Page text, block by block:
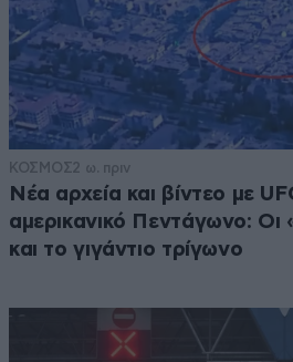
ΚΟΣΜΟΣ2 ω. πριν
Νέα αρχεία και βίντεο με
αμερικανικό Πεντάγωνο: Οι
και το γιγάντιο τρίγωνο